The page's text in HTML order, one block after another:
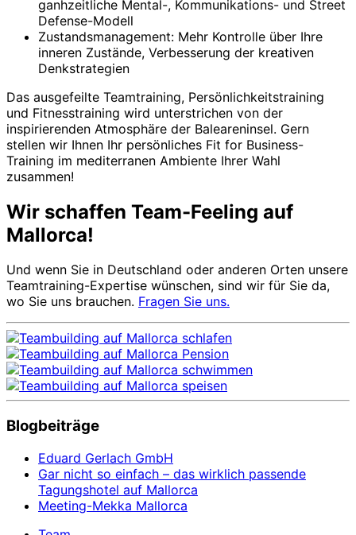
ganhzeitliche Mental-, Kommunikations- und Street
Defense-Modell
Zustandsmanagement: Mehr Kontrolle über Ihre
inneren Zustände, Verbesserung der kreativen
Denkstrategien
Das ausgefeilte Teamtraining, Persönlichkeitstraining
und Fitnesstraining wird unterstrichen von der
inspirierenden Atmosphäre der Baleareninsel. Gern
stellen wir Ihnen Ihr persönliches Fit for Business-
Training im mediterranen Ambiente Ihrer Wahl
zusammen!
Wir schaffen Team-Feeling auf
Mallorca!
Und wenn Sie in Deutschland oder anderen Orten unsere
Teamtraining-Expertise wünschen, sind wir für Sie da,
wo Sie uns brauchen. Fragen Sie uns.
Blogbeiträge
Eduard Gerlach GmbH
Gar nicht so einfach – das wirklich passende
Tagungshotel auf Mallorca
Meeting-Mekka Mallorca